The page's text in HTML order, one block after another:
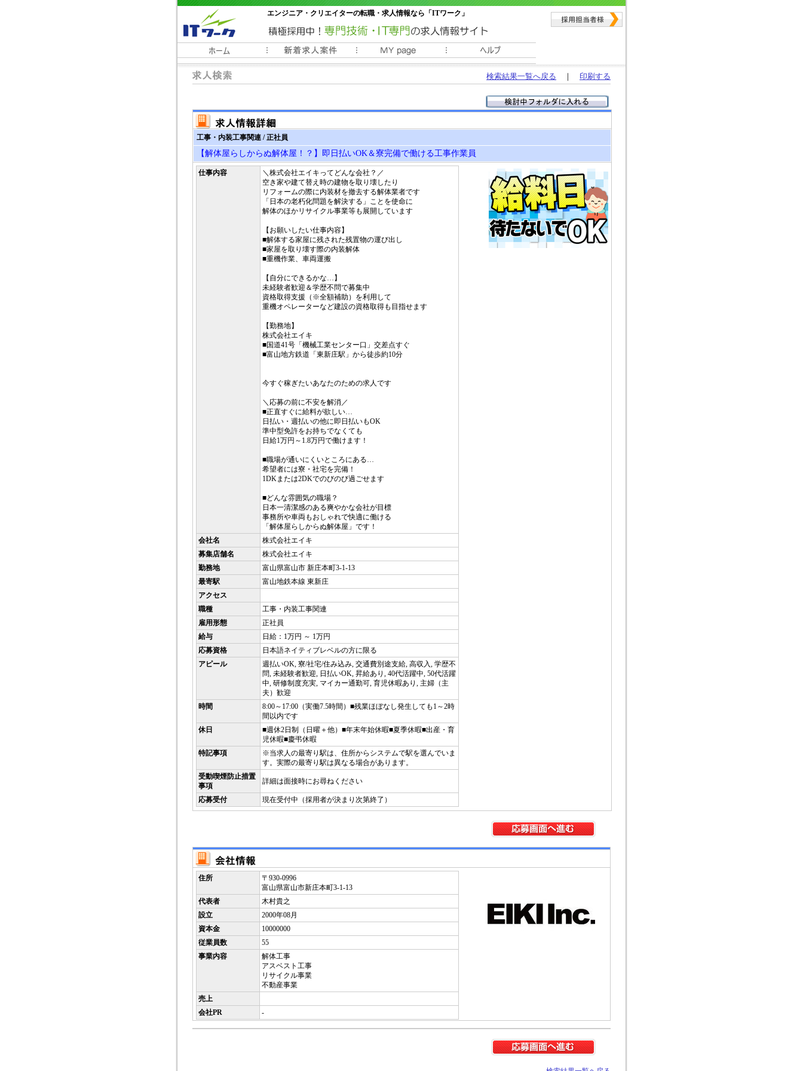
エンジニア・クリエイターの転職・求人情報なら「ITワーク」
常時3000件以上の求人情報掲載中
検索結果一覧へ戻る ｜ 印刷する
工事・内装工事関連 / 正社員
【解体屋らしからぬ解体屋！？】即日払いOK＆寮完備で働ける工事作業員
仕事内容
＼株式会社エイキってどんな会社？／
空き家や建て替え時の建物を取り壊したり
リフォームの際に内装材を撤去する解体業者です
「日本の老朽化問題を解決する」ことを使命に
解体のほかリサイクル事業等も展開しています
【お願いしたい仕事内容】
■解体する家屋に残された残置物の運び出し
■家屋を取り壊す際の内装解体
■重機作業、車両運搬
【自分にできるかな…】
未経験者歓迎＆学歴不問で募集中
資格取得支援（※全額補助）を利用して
重機オペレーターなど建設の資格取得も目指せます
【勤務地】
株式会社エイキ
■国道41号「機械工業センター口」交差点すぐ
■富山地方鉄道「東新庄駅」から徒歩約10分
今すぐ稼ぎたいあなたのための求人です
＼応募の前に不安を解消／
■正直すぐに給料が欲しい…
日払い・週払いの他に即日払いもOK
準中型免許をお持ちでなくても
日給1万円～1.8万円で働けます！
■職場が通いにくいところにある…
希望者には寮・社宅を完備！
1DKまたは2DKでのびのび過ごせます
■どんな雰囲気の職場？
日本一清潔感のある爽やかな会社が目標
事務所や車両もおしゃれで快適に働ける
「解体屋らしからぬ解体屋」です！
会社名
株式会社エイキ
募集店舗名
株式会社エイキ
勤務地
富山県富山市 新庄本町3-1-13
最寄駅
富山地鉄本線 東新庄
アクセス
職種
工事・内装工事関連
雇用形態
正社員
給与
日給：1万円 ～ 1万円
応募資格
日本語ネイティブレベルの方に限る
アピール
週払いOK, 寮/社宅/住み込み, 交通費別途支給, 高収入, 学歴不
問, 未経験者歓迎, 日払いOK, 昇給あり, 40代活躍中, 50代活躍
中, 研修制度充実, マイカー通勤可, 育児休暇あり, 主婦（主
夫）歓迎
時間
8:00～17:00（実働7.5時間）■残業ほぼなし発生しても1～2時
間以内です
休日
■週休2日制（日曜＋他）■年末年始休暇■夏季休暇■出産・育
児休暇■慶弔休暇
特記事項
※当求人の最寄り駅は、住所からシステムで駅を選んでいま
す。実際の最寄り駅は異なる場合があります。
受動喫煙防止措置
事項
詳細は面接時にお尋ねください
応募受付 現在受付中（採用者が決まり次第終了）
住所
〒930-0996
富山県富山市新庄本町3-1-13
代表者
木村貴之
設立
2000年08月
資本金
10000000
従業員数
55
事業内容
解体工事
アスベスト工事
リサイクル事業
不動産事業
売上
会社PR
-